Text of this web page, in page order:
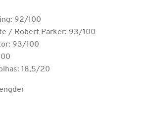
92/100
/ Robert Parker: 93/100
93/100
18,5/20